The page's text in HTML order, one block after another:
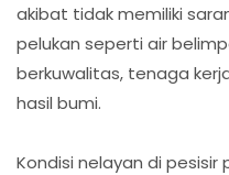
akibat tidak memiliki
pelukan seperti air
berkuwalitas, tenaga
hasil bumi.
Kondisi nelayan di